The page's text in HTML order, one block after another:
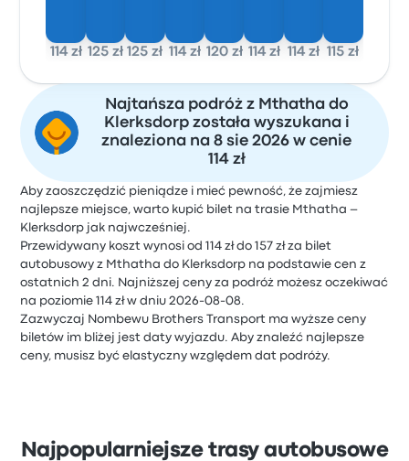
114 zł 125 zł 125 zł 114 zł 120 zł 114 zł 114 zł 115 zł
Najtańsza podróż z Mthatha do
Klerksdorp została wyszukana i
znaleziona na 8 sie 2026 w cenie
114 zł
Aby zaoszczędzić pieniądze i mieć pewność, że zajmiesz
najlepsze miejsce, warto kupić bilet na trasie Mthatha –
Klerksdorp jak najwcześniej.
Przewidywany koszt wynosi od 114 zł do 157 zł za bilet
autobusowy z Mthatha do Klerksdorp na podstawie cen z
ostatnich 2 dni. Najniższej ceny za podróż możesz oczekiwać
na poziomie 114 zł w dniu 2026-08-08.
Zazwyczaj Nombewu Brothers Transport ma wyższe ceny
biletów im bliżej jest daty wyjazdu. Aby znaleźć najlepsze
ceny, musisz być elastyczny względem dat podróży.
Najpopularniejsze trasy autobusowe